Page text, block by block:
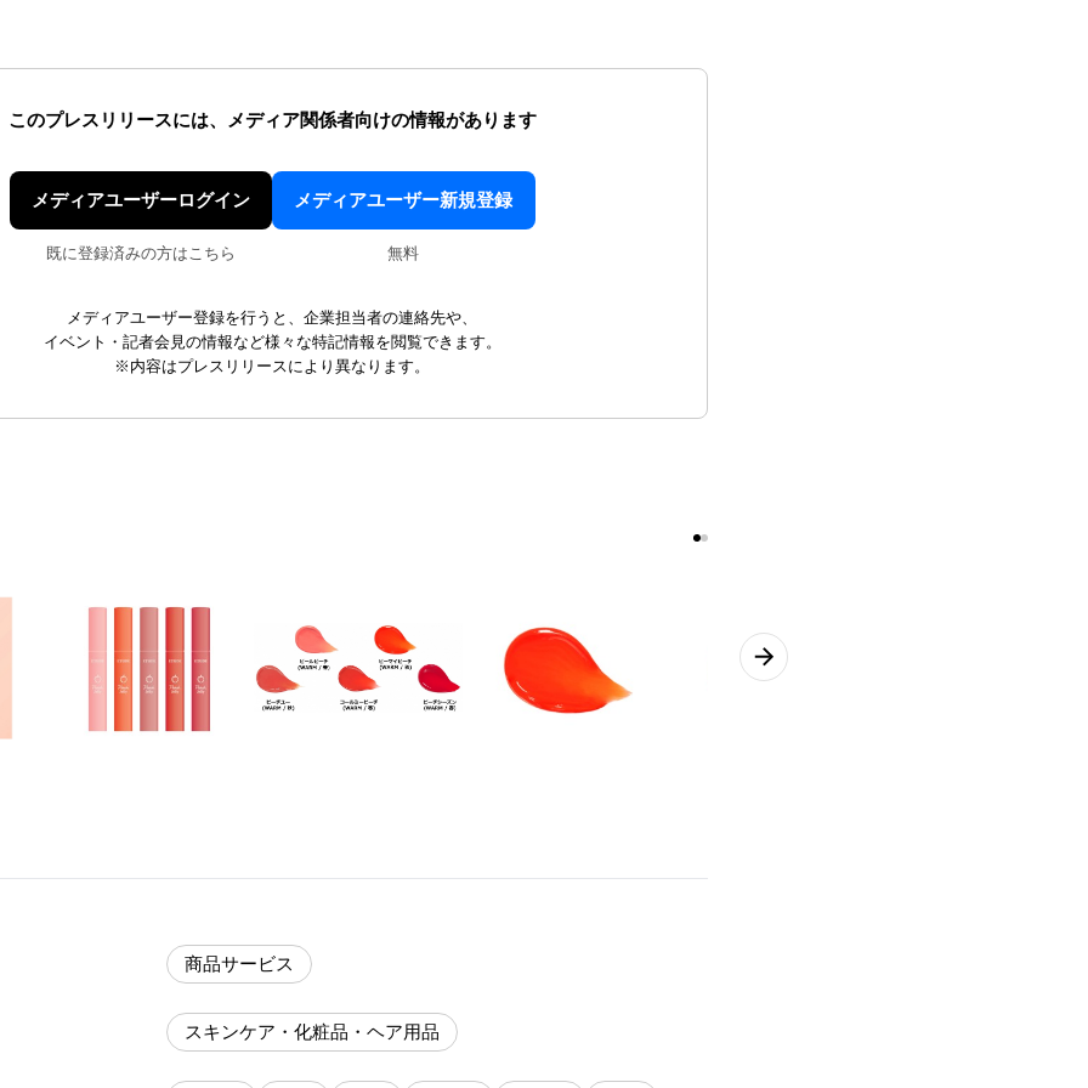
このプレスリリースには、 メディア関係者向けの情報があります
メディアユーザーログイン
既に登録済みの方はこちら
メディアユーザー新規登録
無料
メディアユーザー登録を行うと、企業担当者の連絡先や、
イベント・記者会見の情報など様々な特記情報を閲覧できます。
※内容はプレスリリースにより異なります。
商品サービス
スキンケア・化粧品・ヘア用品